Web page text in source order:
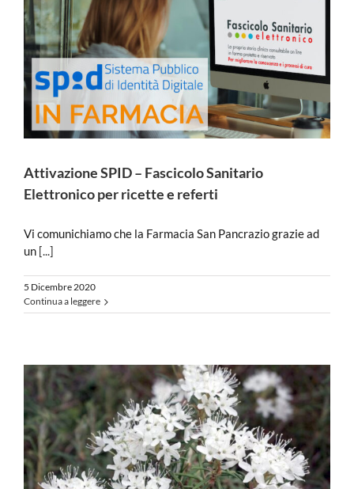
Attivazione SPID – Fascicolo Sanitario
Elettronico per ricette e referti
Vi comunichiamo che la Farmacia San Pancrazio grazie ad
un [...]
5 Dicembre 2020
Continua a leggere